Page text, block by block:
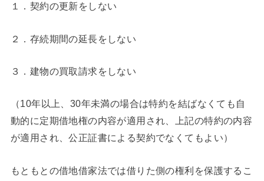
１．契約の更新をしない
２．存続期間の延長をしない
３．建物の買取請求をしない
（10年以上、30年未満の場合は特約を結ばなくても自
動的に定期借地権の内容が適用され、上記の特約の内容
が適用され、公正証書による契約でなくてもよい）
もともとの借地借家法では借りた側の権利を保護するこ